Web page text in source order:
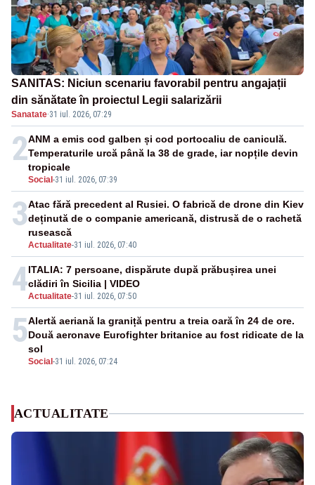
SANITAS: Niciun scenariu favorabil pentru angajații
din sănătate în proiectul Legii salarizării
Sanatate·31 iul. 2026, 07:29
2
Social -31 iul. 2026, 07:39
ANM a emis cod galben și cod portocaliu de caniculă.
Temperaturile urcă până la 38 de grade, iar nopțile devin
tropicale
3
Actualitate-31 iul. 2026, 07:40
Atac fără precedent al Rusiei. O fabrică de drone din Kiev
deținută de o companie americană, distrusă de o rachetă
rusească
4Actualitate-31 iul. 2026, 07:50
ITALIA: 7 persoane, dispărute după prăbușirea unei
clădiri în Sicilia | VIDEO
5
Social -31 iul. 2026, 07:24
Alertă aeriană la graniță pentru a treia oară în 24 de ore.
Două aeronave Eurofighter britanice au fost ridicate de la
sol
ACTUALITATE